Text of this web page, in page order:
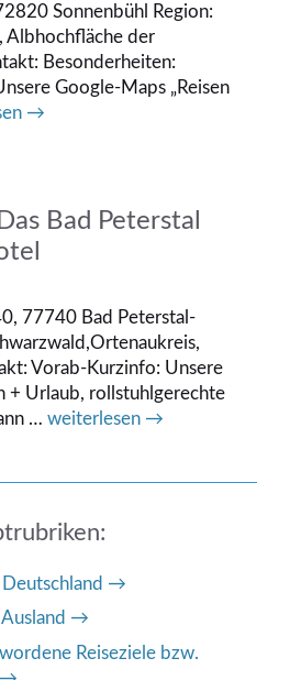
Sonnenbühl Region:
Albhochfläche der
Besonderheiten:
Google-Maps „Reisen
→
Bad Peterstal
77740 Bad Peterstal-
Vorab-Kurzinfo: Unsere
+ Urlaub, rollstuhlgerechte
… weiterlesen →
Reiseziele bzw.